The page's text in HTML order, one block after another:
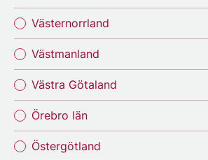
Västernorrland
Västmanland
Västra Götaland
Örebro län
Östergötland